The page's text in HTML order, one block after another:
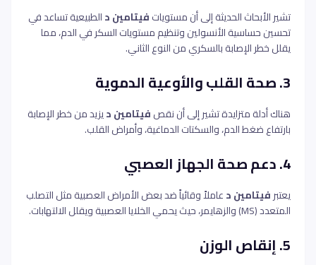
تشير الأبحاث الحديثة إلى أن مستوياتفيتامين دالطبيعية تساعد في
تحسين حساسية الأنسولين وتنظيم مستويات السكر في الدم، مما
يقلل خطر الإصابة بالسكري من النوع الثاني.
3. صحة القلب والأوعية الدموية
هناك أدلة متزايدة تشير إلى أن نقصفيتامين ديزيد من خطر الإصابة
بارتفاع ضغط الدم، والسكتات الدماغية، وأمراض القلب.
4. دعم صحة الجهاز العصبي
يعتبرفيتامين دعاملاً وقائياً ضد بعض الأمراض العصبية مثل التصلب
المتعدد (MS) والزهايمر، حيث يحمي الخلايا العصبية ويقلل الالتهابات.
5. إنقاص الوزن